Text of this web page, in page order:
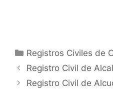
Categorías
Registros Civiles de
Registro Civil de
Registro Civil de